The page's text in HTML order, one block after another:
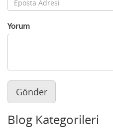
Yorum
Gönder
Blog Kategorileri